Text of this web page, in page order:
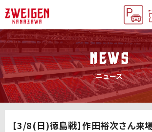
NEWS
ニュース
【3/8(日)徳島戦】作田裕次さん来